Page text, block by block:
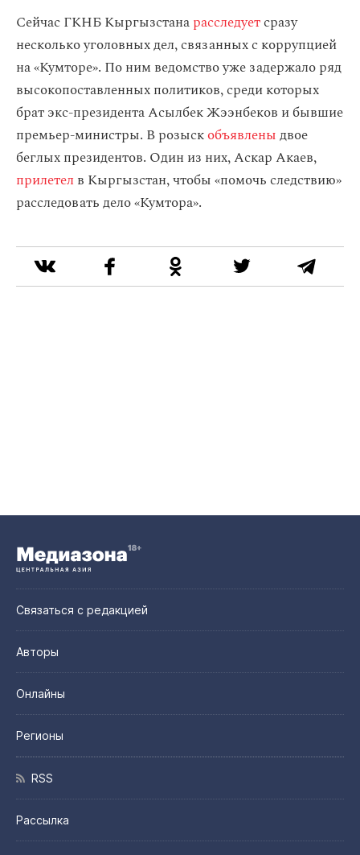
Сейчас ГКНБ Кыргызстанарасследуетсразу
несколько уголовных дел, связанных с коррупцией
на «Кумторе». По ним ведомство уже задержало ряд
высокопоставленных политиков, среди которых
брат экс-президента Асылбек Жээнбеков и бывшие
премьер-министры. В розыскобъявленыдвое
беглых президентов. Один из них, Аскар Акаев,
прилетел в Кыргызстан, чтобы «помочь следствию»
расследовать дело «Кумтора».
Связаться с редакцией
Авторы
Онлайны
Регионы
RSS
Рассылка